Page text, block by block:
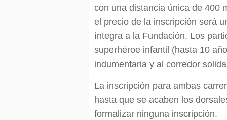
con una distancia única de 400
el precio de la inscripción será
íntegra a la Fundación. Los
superhéroe infantil (hasta 10
indumentaria y al corredor
La inscripción para ambas
hasta que se acaben los
formalizar ninguna inscripción.